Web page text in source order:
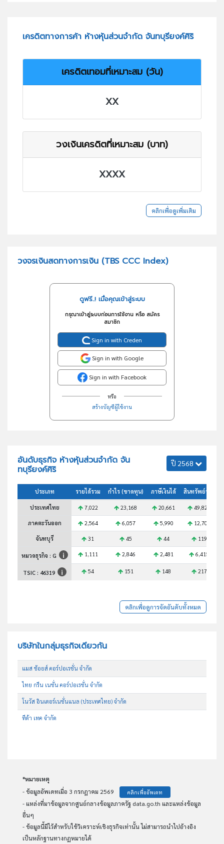
เครดิตทางการค้า ห้างหุ้นส่วนจำกัด จันทบุรียงค์ศิริ
เครดิตเทอมที่เหมาะสม (วัน)
XX
วงเงินเครดิตที่เหมาะสม (บาท)
XXXX
คลิกเพื่อดูเพิ่มเติม
วงจรเงินสดทางการเงิน (TBS CCC Index)
ดูฟรี..! เมื่อคุณเข้าสู่ระบบ
กรุณาเข้าสู่ระบบก่อนการใช้งาน หรือ สมัคร
สมาชิก
Sign in with Creden
Sign in with Google
Sign in with Facebook
หรือ
สร้างบัญชีผู้ใช้งาน
อันดับธุรกิจ ห้างหุ้นส่วนจำกัด จัน
ทบุรียงค์ศิริ
ปี 2568
ประเภท รายได้รวม กำไร (ขาดทุน) ภาษีเงินได้ สินทรัพย์รวม
ประเทศไทย 7,022 23,168 20,661 49,821
ภาคตะวันออก 2,564 6,057 5,990 12,707
จันทบุรี 31 45 44 119
หมวดธุรกิจ : G 1,111 2,846 2,481 6,415
TSIC : 46319 54 151 148 217
คลิกเพื่อดูการจัดอันดับทั้งหมด
บริษัทในกลุ่มธุรกิจเดียวกัน
แมส ช้อยส์ คอร์ปอเรชั่น จำกัด
ไทย กรีน เนชั่น คอร์ปอเรชั่น จำกัด
โนวัส อินเตอร์เนชั่นแนล (ประเทศไทย) จำกัด
ทีด้า เทค จำกัด
*หมายเหตุ
- ข้อมูลอัพเดทเมื่อ 3 กรกฎาคม 2569
คลิกเพื่ออัพเดท
- แหล่งที่มาข้อมูลจากศูนย์กลางข้อมูลภาครัฐ data.go.th และแหล่งข้อมูล
อื่นๆ
- ข้อมูลนี้มีไว้สำหรับใช้วิเคราะห์เชิงธุรกิจเท่านั้น ไม่สามารถนำไปอ้างอิง
เป็นหลักฐานทางกฏหมายได้